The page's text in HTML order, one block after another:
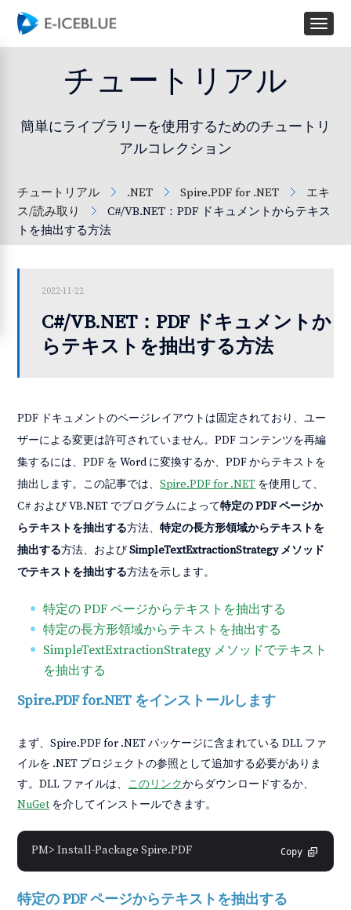
チュートリアル
簡単にライブラリーを使用するためのチュートリ
アルコレクション
チュートリアル .NET Spire.PDF for .NET
エキ
ス/読み取り
C#/VB.NET：PDF ドキュメントからテキス
トを抽出する方法
2022-11-22
C#/VB.NET：PDF ドキュメントか
らテキストを抽出する方法
PDF ドキュメントのページレイアウトは固定されており、ユー
ザーによる変更は許可されていません。PDF コンテンツを再編
集するには、PDF を Word に変換するか、PDF からテキストを
抽出します。この記事では、Spire.PDF for .NET を使用して、
C# および VB.NET でプログラムによって特定の PDF ページか
らテキストを抽出する方法、特定の長方形領域からテキストを
抽出する方法、およびSimpleTextExtractionStrategy メソッド
でテキストを抽出する方法を示します。
特定の PDF ページからテキストを抽出する
特定の長方形領域からテキストを抽出する
SimpleTextExtractionStrategy メソッドでテキスト
を抽出する
Spire.PDF for.NET をインストールします
まず、Spire.PDF for .NET パッケージに含まれている DLL ファ
イルを .NET プロジェクトの参照として追加する必要がありま
す。DLL ファイルは、 このリンクからダウンロードするか、
NuGet を介してインストールできます。
Copy
PM> Install-Package Spire.PDF
特定の PDF ページからテキストを抽出する